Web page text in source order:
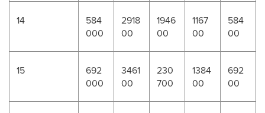
14
584
000
2918
00
1946
00
1167
00
584
00
15
692
000
3461
00
230
700
1384
00
692
00